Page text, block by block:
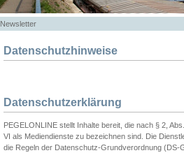
Newsletter
Datenschutzhinweise
Datenschutzerklärung
PEGELONLINE stellt Inhalte bereit, die nach § 2,
VI als Mediendienste zu bezeichnen sind. Die
die Regeln der Datenschutz-Grundverordnung